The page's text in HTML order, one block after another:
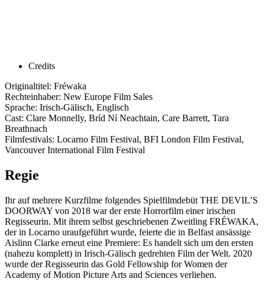
Credits
Originaltitel: Fréwaka
Rechteinhaber: New Europe Film Sales
Sprache: Irisch-Gälisch, Englisch
Cast: Clare Monnelly, Bríd Ní Neachtain, Care Barrett, Tara
Breathnach
Filmfestivals: Locarno Film Festival, BFI London Film Festival,
Vancouver International Film Festival
Regie
Ihr auf mehrere Kurzfilme folgendes Spielfilmdebüt THE DEVIL’S
DOORWAY von 2018 war der erste Horrorfilm einer irischen
Regisseurin. Mit ihrem selbst geschriebenen Zweitling FRÉWAKA,
der in Locarno uraufgeführt wurde, feierte die in Belfast ansässige
Aislinn Clarke erneut eine Premiere: Es handelt sich um den ersten
(nahezu komplett) in Irisch-Gälisch gedrehten Film der Welt. 2020
wurde der Regisseurin das Gold Fellowship for Women der
Academy of Motion Picture Arts and Sciences verliehen.